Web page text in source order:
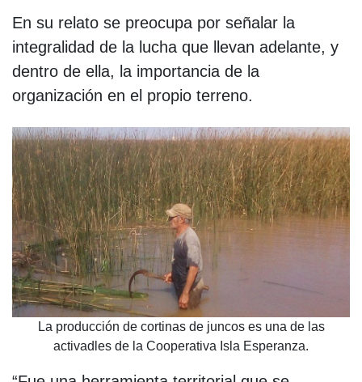
En su relato se preocupa por señalar la
integralidad de la lucha que llevan adelante, y
dentro de ella, la importancia de la
organización en el propio terreno.
La producción de cortinas de juncos es una de las
activadles de la Cooperativa Isla Esperanza.